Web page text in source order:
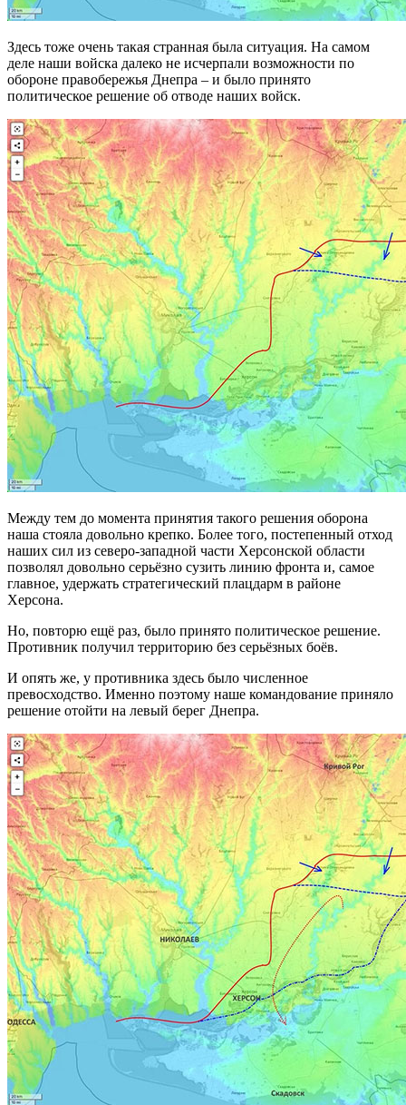
Здесь тоже очень такая странная была ситуация. На самом
деле наши войска далеко не исчерпали возможности по
обороне правобережья Днепра – и было принято
политическое решение об отводе наших войск.
Между тем до момента принятия такого решения оборона
наша стояла довольно крепко. Более того, постепенный отход
наших сил из северо-западной части Херсонской области
позволял довольно серьёзно сузить линию фронта и, самое
главное, удержать стратегический плацдарм в районе
Херсона.
Но, повторю ещё раз, было принято политическое решение.
Противник получил территорию без серьёзных боёв.
И опять же, у противника здесь было численное
превосходство. Именно поэтому наше командование приняло
решение отойти на левый берег Днепра.